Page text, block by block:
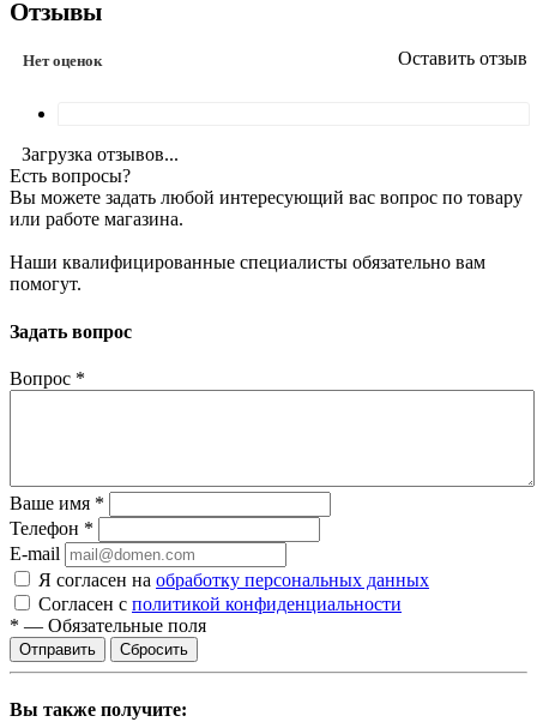
Отзывы
Нет оценок Оставить отзыв
Загрузка отзывов...
Есть вопросы?
Вы можете задать любой интересующий вас вопрос по товару
или работе магазина.
Наши квалифицированные специалисты обязательно вам
помогут.
Задать вопрос
Вопрос *
Ваше имя *
Телефон *
E-mail
Я согласен на обработку персональных данных
Согласен с политикой конфиденциальности
* — Обязательные поля
Сбросить
Вы также получите: